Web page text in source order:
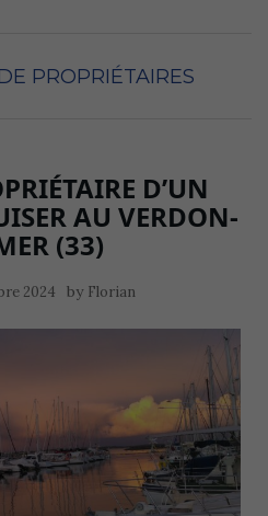
PROPRIÉTAIRES
D’UN
AU VERDON-
(33)
2024 by Florian